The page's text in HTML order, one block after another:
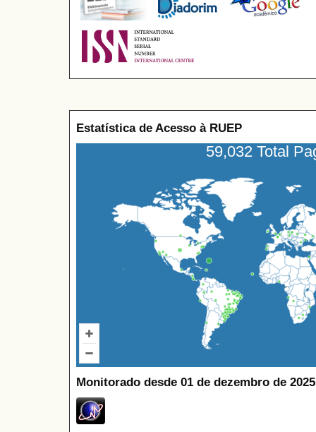
Estatística de Acesso à RUEP
59,032 Total
Monitorado desde 01 de dezembro de